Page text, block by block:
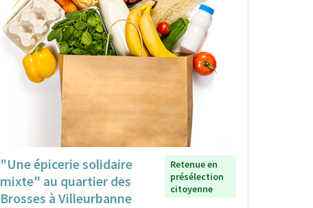
"Une épicerie solidaire
mixte" au quartier des
Brosses à Villeurbanne
Retenue en
présélection
citoyenne